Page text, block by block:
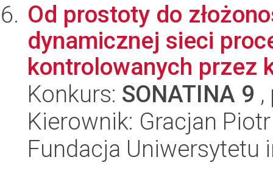
Od prostoty do
dynamicznej sieci
kontrolowanych przez
Konkurs: SONATINA 9
Kierownik: Gracjan
Fundacja Uniwersytetu